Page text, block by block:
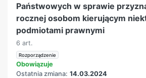
Państwowych w sprawie
rocznej osobom kierującym
podmiotami prawnymi
6 art.
Rozporządzenie
Obowiązuje
Ostatnia zmiana: 14.03.2024